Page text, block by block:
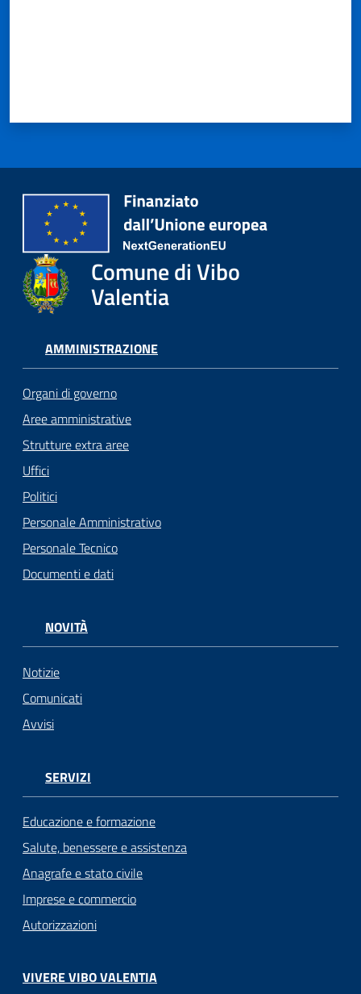
Comune di Vibo
Valentia
AMMINISTRAZIONE
Organi di governo
Aree amministrative
Strutture extra aree
Uffici
Politici
Personale Amministrativo
Personale Tecnico
Documenti e dati
NOVITÀ
Notizie
Comunicati
Avvisi
SERVIZI
Educazione e formazione
Salute, benessere e assistenza
Anagrafe e stato civile
Imprese e commercio
Autorizzazioni
VIVERE VIBO VALENTIA